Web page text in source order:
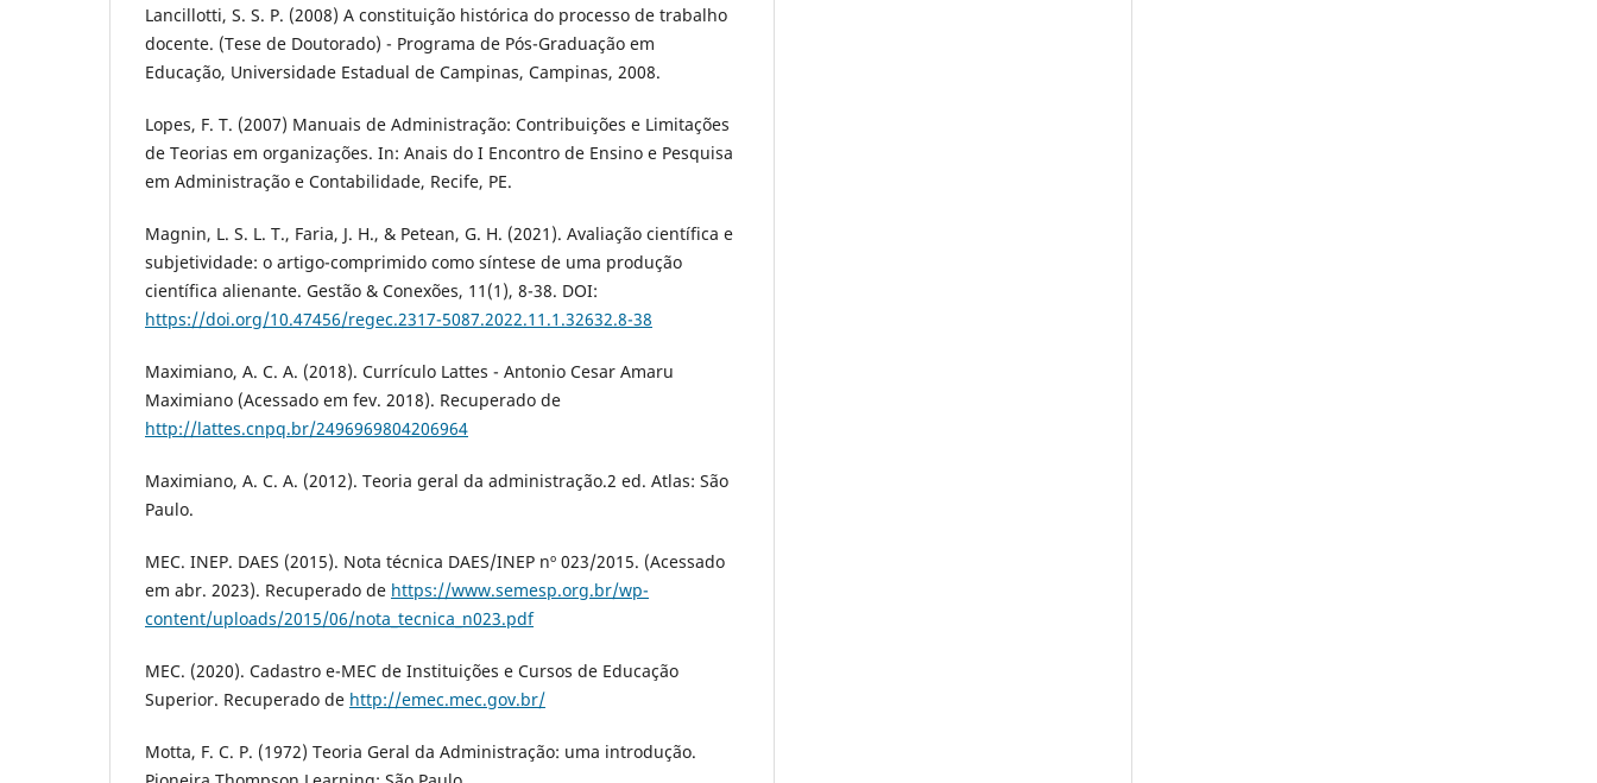
Lancillotti, S. S. P. (2008) A constituição histórica do processo de trabalho
docente. (Tese de Doutorado) - Programa de Pós-Graduação em
Educação, Universidade Estadual de Campinas, Campinas, 2008.
Lopes, F. T. (2007) Manuais de Administração: Contribuições e Limitações
de Teorias em organizações. In: Anais do I Encontro de Ensino e Pesquisa
em Administração e Contabilidade, Recife, PE.
Magnin, L. S. L. T., Faria, J. H., & Petean, G. H. (2021). Avaliação científica e
subjetividade: o artigo-comprimido como síntese de uma produção
científica alienante. Gestão & Conexões, 11(1), 8-38. DOI:
https://doi.org/10.47456/regec.2317-5087.2022.11.1.32632.8-38
Maximiano, A. C. A. (2018). Currículo Lattes - Antonio Cesar Amaru
Maximiano (Acessado em fev. 2018). Recuperado de
http://lattes.cnpq.br/2496969804206964
Maximiano, A. C. A. (2012). Teoria geral da administração.2 ed. Atlas: São
Paulo.
MEC. INEP. DAES (2015). Nota técnica DAES/INEP nº 023/2015. (Acessado
em abr. 2023). Recuperado de https://www.semesp.org.br/wp-
content/uploads/2015/06/nota_tecnica_n023.pdf
MEC. (2020). Cadastro e-MEC de Instituições e Cursos de Educação
Superior. Recuperado de http://emec.mec.gov.br/
Motta, F. C. P. (1972) Teoria Geral da Administração: uma introdução.